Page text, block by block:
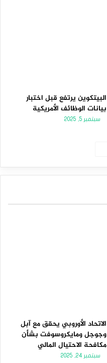
البيتكوين يرتفع قبل اختبار
بيانات الوظائف الأمريكية
سبتمبر 5, 2025
الاتحاد الأوروبي يحقق مع آبل
وجوجل ومايكروسوفت بشأن
مكافحة الاحتيال المالي
سبتمبر 24, 2025